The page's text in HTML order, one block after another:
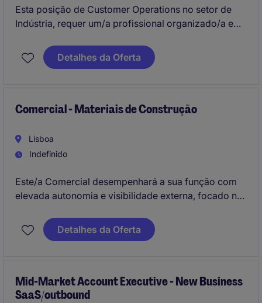
Esta posição de Customer Operations no setor de
Indústria, requer um/a profissional organizado/a e
será responsável pela coordenação de processos
operacionais e de suporte.
Detalhes da Oferta
Comercial - Materiais de Construção
Lisboa
Indefinido
Este/a Comercial desempenhará a sua função com
elevada autonomia e visibilidade externa, focado na
clientes.
Detalhes da Oferta
Mid-Market Account Executive - New Business
SaaS/outbound